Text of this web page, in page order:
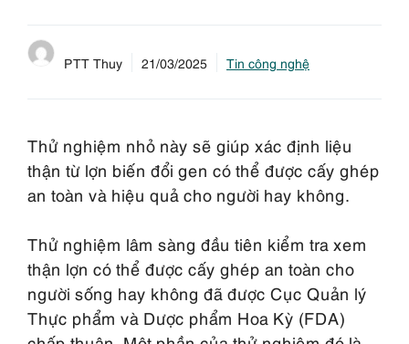
PTT Thuy 21/03/2025 Tin công nghệ
Thử nghiệm nhỏ này sẽ giúp xác định liệu
thận từ lợn biến đổi gen có thể được cấy ghép
an toàn và hiệu quả cho người hay không.
Thử nghiệm lâm sàng đầu tiên kiểm tra xem
thận lợn có thể được cấy ghép an toàn cho
người sống hay không đã được Cục Quản lý
Thực phẩm và Dược phẩm Hoa Kỳ (FDA)